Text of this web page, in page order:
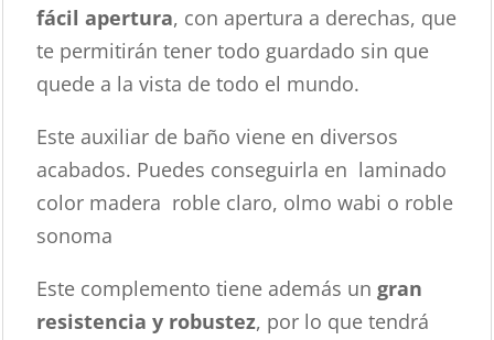
fácil apertura, con apertura a derechas, que
te permitirán tener todo guardado sin que
quede a la vista de todo el mundo.
Este auxiliar de baño viene en diversos
acabados. Puedes conseguirla en laminado
color madera roble claro, olmo wabi o roble
sonoma
Este complemento tiene además ungran
resistencia y robustez, por lo que tendrá